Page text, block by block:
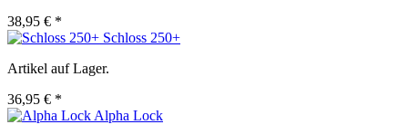
38,95 € *
Schloss 250+
Artikel auf Lager.
36,95 € *
Alpha Lock